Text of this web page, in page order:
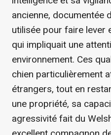
ancienne, documentée
utilisée pour faire lever
qui impliquait une
environnement. Ces
chien particulièrement
étrangers, tout en
une propriété, sa
agressivité fait du